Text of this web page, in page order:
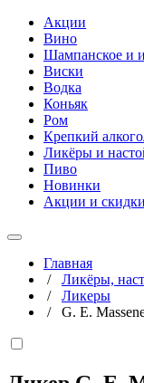
Акции
Вино
Шампанское и
Виски
Водка
Коньяк
Ром
Крепкий
Ликёры и
Пиво
Новинки
Акции и скидки
Главная
/ Ликёры,
/ Ликеры
/ G. E.